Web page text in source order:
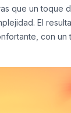
que un toque
El
con un